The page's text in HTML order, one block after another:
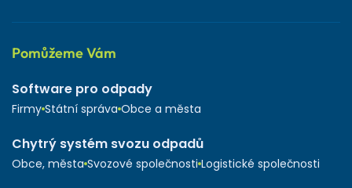
Pomůžeme Vám
Software pro odpady
Firmy Státní správa Obce a města
Chytrý systém svozu odpadů
Obce, města Svozové společnosti Logistické společnosti